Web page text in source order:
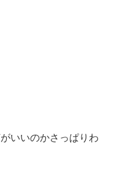
いいのかさっぱりわ